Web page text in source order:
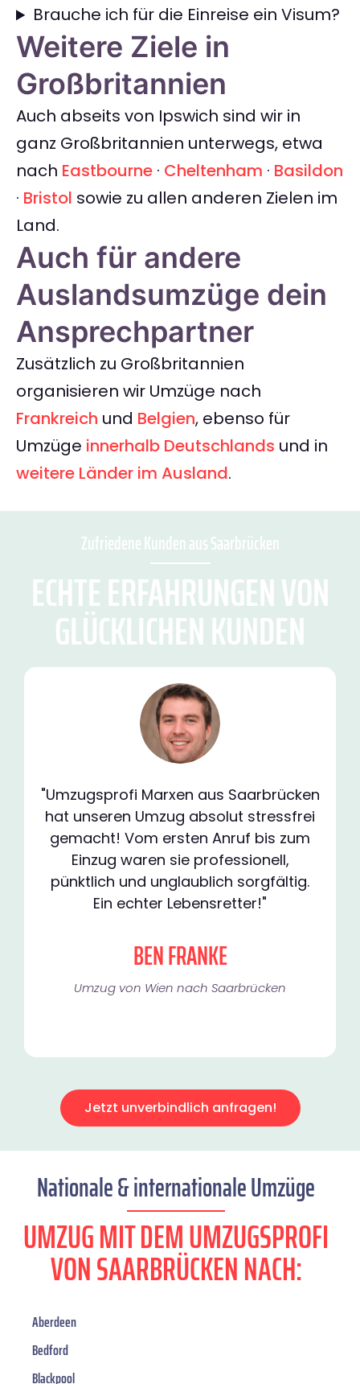
Brauche ich für die Einreise ein Visum?
Weitere Ziele in
Großbritannien
Auch abseits von Ipswich sind wir in
ganz Großbritannien unterwegs, etwa
nach Eastbourne · Cheltenham · Basildon
· Bristol sowie zu allen anderen Zielen im
Land.
Auch für andere
Auslandsumzüge dein
Ansprechpartner
Zusätzlich zu Großbritannien
organisieren wir Umzüge nach
Frankreich und Belgien, ebenso für
Umzüge innerhalb Deutschlands und in
weitere Länder im Ausland.
Zufriedene Kunden aus Saarbrücken
ECHTE ERFAHRUNGEN VON
GLÜCKLICHEN KUNDEN
"Umzugsprofi Marxen aus Saarbrücken
hat unseren Umzug absolut stressfrei
gemacht! Vom ersten Anruf bis zum
Einzug waren sie professionell,
pünktlich und unglaublich sorgfältig.
Ein echter Lebensretter!"
BEN FRANKE
Umzug von Wien nach Saarbrücken
Jetzt unverbindlich anfragen!
Nationale & internationale Umzüge
UMZUG MIT DEM UMZUGSPROFI
VON SAARBRÜCKEN NACH:
Aberdeen
Bedford
Blackpool